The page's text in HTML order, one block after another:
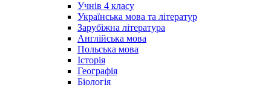
Учнів 4 класу
Українська мова та літератур
Зарубіжна література
Англійська мова
Польська мова
Історія
Географія
Біологія